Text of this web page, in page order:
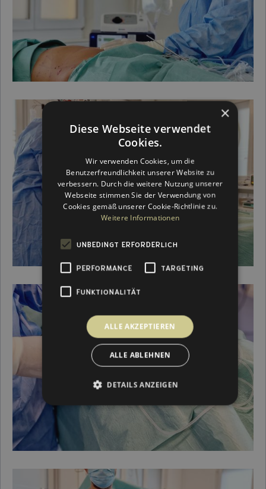
×
Diese Webseite verwendet
Cookies.
Wir verwenden Cookies, um die
Benutzerfreundlichkeit unserer Website zu
verbessern. Durch die weitere Nutzung unserer
Webseite stimmen Sie der Verwendung von
Cookies gemäß unserer Cookie-Richtlinie zu.
Weitere Informationen
UNBEDINGT ERFORDERLICH
PERFORMANCE TARGETING
FUNKTIONALITÄT
ALLE AKZEPTIEREN
ALLE ABLEHNEN
DETAILS ANZEIGEN